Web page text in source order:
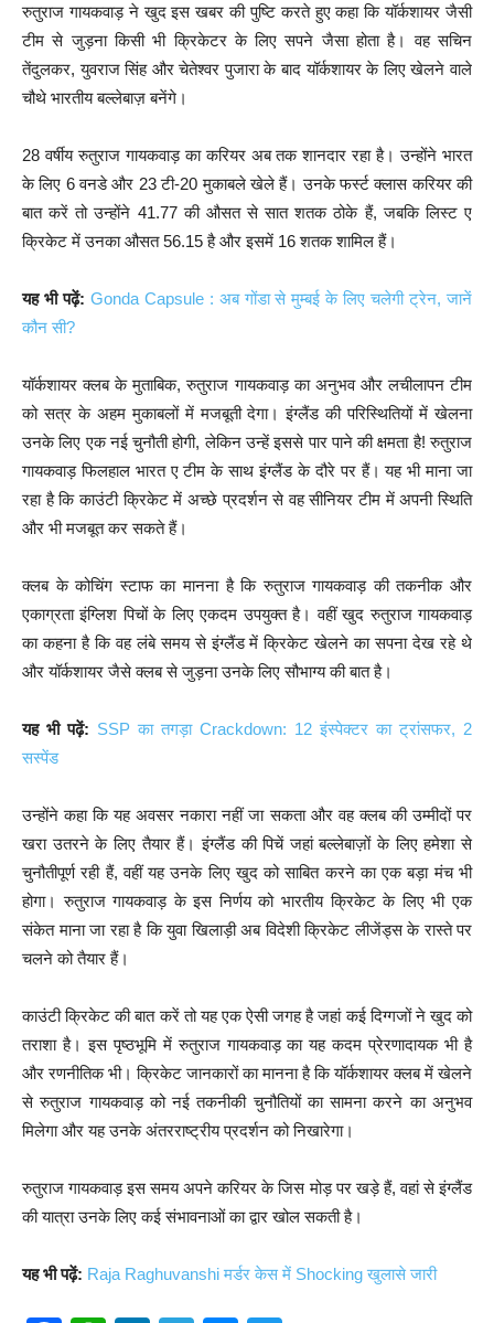
रुतुराज गायकवाड़ ने खुद इस खबर की पुष्टि करते हुए कहा कि यॉर्कशायर जैसी
टीम से जुड़ना किसी भी क्रिकेटर के लिए सपने जैसा होता है। वह सचिन
तेंदुलकर, युवराज सिंह और चेतेश्वर पुजारा के बाद यॉर्कशायर के लिए खेलने वाले
चौथे भारतीय बल्लेबाज़ बनेंगे।
28 वर्षीय रुतुराज गायकवाड़ का करियर अब तक शानदार रहा है। उन्होंने भारत
के लिए 6 वनडे और 23 टी-20 मुकाबले खेले हैं। उनके फर्स्ट क्लास करियर की
बात करें तो उन्होंने 41.77 की औसत से सात शतक ठोके हैं, जबकि लिस्ट ए
क्रिकेट में उनका औसत 56.15 है और इसमें 16 शतक शामिल हैं।
यह भी पढ़ें: Gonda Capsule : अब गोंडा से मुम्बई के लिए चलेगी ट्रेन, जानें
कौन सी?
यॉर्कशायर क्लब के मुताबिक, रुतुराज गायकवाड़ का अनुभव और लचीलापन टीम
को सत्र के अहम मुकाबलों में मजबूती देगा। इंग्लैंड की परिस्थितियों में खेलना
उनके लिए एक नई चुनौती होगी, लेकिन उन्हें इससे पार पाने की क्षमता है! रुतुराज
गायकवाड़ फिलहाल भारत ए टीम के साथ इंग्लैंड के दौरे पर हैं। यह भी माना जा
रहा है कि काउंटी क्रिकेट में अच्छे प्रदर्शन से वह सीनियर टीम में अपनी स्थिति
और भी मजबूत कर सकते हैं।
क्लब के कोचिंग स्टाफ का मानना है कि रुतुराज गायकवाड़ की तकनीक और
एकाग्रता इंग्लिश पिचों के लिए एकदम उपयुक्त है। वहीं खुद रुतुराज गायकवाड़
का कहना है कि वह लंबे समय से इंग्लैंड में क्रिकेट खेलने का सपना देख रहे थे
और यॉर्कशायर जैसे क्लब से जुड़ना उनके लिए सौभाग्य की बात है।
यह भी पढ़ें: SSP का तगड़ा Crackdown: 12 इंस्पेक्टर का ट्रांसफर, 2
सस्पेंड
उन्होंने कहा कि यह अवसर नकारा नहीं जा सकता और वह क्लब की उम्मीदों पर
खरा उतरने के लिए तैयार हैं। इंग्लैंड की पिचें जहां बल्लेबाज़ों के लिए हमेशा से
चुनौतीपूर्ण रही हैं, वहीं यह उनके लिए खुद को साबित करने का एक बड़ा मंच भी
होगा। रुतुराज गायकवाड़ के इस निर्णय को भारतीय क्रिकेट के लिए भी एक
संकेत माना जा रहा है कि युवा खिलाड़ी अब विदेशी क्रिकेट लीजेंड्स के रास्ते पर
चलने को तैयार हैं।
काउंटी क्रिकेट की बात करें तो यह एक ऐसी जगह है जहां कई दिग्गजों ने खुद को
तराशा है। इस पृष्ठभूमि में रुतुराज गायकवाड़ का यह कदम प्रेरणादायक भी है
और रणनीतिक भी। क्रिकेट जानकारों का मानना है कि यॉर्कशायर क्लब में खेलने
से रुतुराज गायकवाड़ को नई तकनीकी चुनौतियों का सामना करने का अनुभव
मिलेगा और यह उनके अंतरराष्ट्रीय प्रदर्शन को निखारेगा।
रुतुराज गायकवाड़ इस समय अपने करियर के जिस मोड़ पर खड़े हैं, वहां से इंग्लैंड
की यात्रा उनके लिए कई संभावनाओं का द्वार खोल सकती है।
यह भी पढ़ें: Raja Raghuvanshi मर्डर केस में Shocking खुलासे जारी